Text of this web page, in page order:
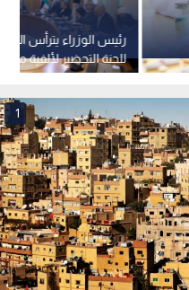
رئيس الوزراء يترأس
للجنة التحضير لألفية
المسيح 2030
1